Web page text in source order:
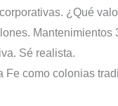
¿Qué
Sé realista.
como colonias